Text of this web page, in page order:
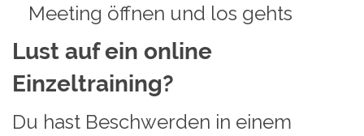
Meeting öffnen und los gehts
Lust auf ein online
Einzeltraining?
Du hast Beschwerden in einem